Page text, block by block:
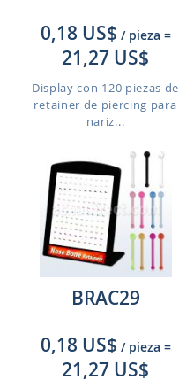
0,18 US$ / pieza =
21,27 US$
Display con 120 piezas de
retainer de piercing para
nariz...
BRAC29
0,18 US$ / pieza =
21,27 US$